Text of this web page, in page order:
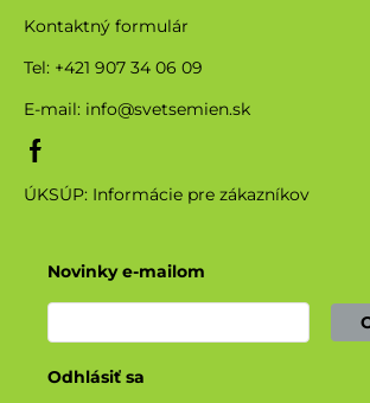
Kontaktný formulár
Tel: +421 907 34 06 09
E-mail: info@svetsemien.sk
ÚKSÚP: Informácie pre zákazníkov
Novinky e-mailom
Odhlásiť sa